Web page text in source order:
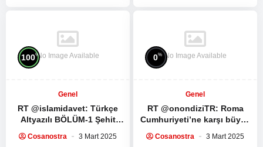
No Image Available
100%
Genel
RT @islamidavet: Türkçe
Altyazılı BÖLÜM-1 Şehit
medya sitesi ile yaptığı
Cosanostra 3 Mart 2025
No Image Available
0%
Genel
RT @onondiziTR: Roma
Cumhuriyeti’ne karşı büyük
Spartacus Dizisinin ilk 5
Cosanostra 3 Mart 2025